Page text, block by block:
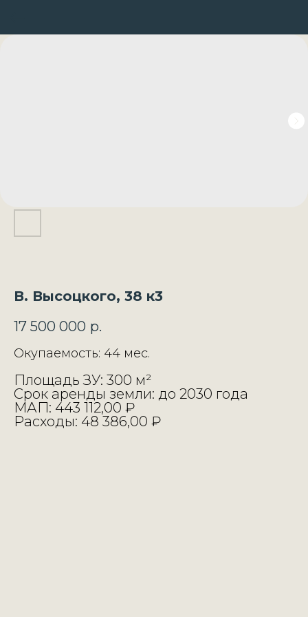
В. Высоцкого, 38 к3
17 500 000 р.
Окупаемость: 44 мес.
Площадь ЗУ: 300 м²
Срок аренды земли: до 2030 года
МАП: 443 112,00 ₽
Расходы: 48 386,00 ₽